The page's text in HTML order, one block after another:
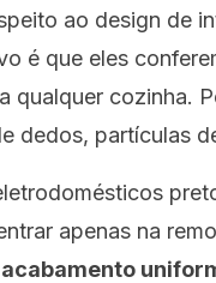
ao design de
é que eles
qualquer cozinha.
dedos, partículas
apenas na